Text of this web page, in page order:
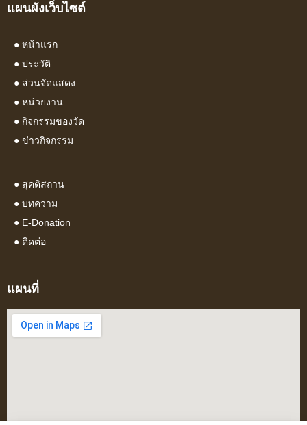
แผนผังเว็บไซต์
● หน้าแรก
● ประวัติ
● ส่วนจัดแสดง
● หน่วยงาน
● กิจกรรมของวัด
● ข่าวกิจกรรม
● สุคติสถาน
● บทความ
● E-Donation
● ติดต่อ
แผนที่